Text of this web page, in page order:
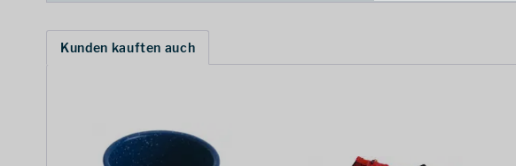
Kunden kauften auch